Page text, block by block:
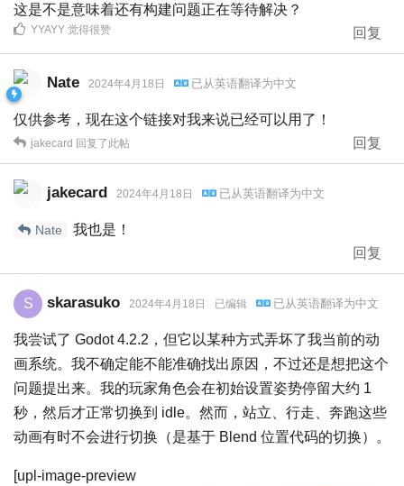
这是不是意味着还有构建问题正在等待解决？
回复
YYAYY 觉得很赞
Nate 2024年4月18日 已从英语翻译为中文
仅供参考，现在这个链接对我来说已经可以用了！
回复
jakecard 回复了此帖
jakecard 2024年4月18日 已从英语翻译为中文
Nate
我也是！
回复
S skarasuko 2024年4月18日 已编辑 已从英语翻译为中文
我尝试了 Godot 4.2.2，但它以某种方式弄坏了我当前的动
画系统。我不确定能不能准确找出原因，不过还是想把这个
问题提出来。我的玩家角色会在初始设置姿势停留大约 1
秒，然后才正常切换到 idle。然而，站立、行走、奔跑这些
动画有时不会进行切换（是基于 Blend 位置代码的切换）。
[upl-image-preview